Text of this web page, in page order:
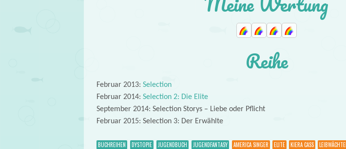
Reihe
Februar 2013: Selection
Februar 2014: Selection 2: Die Elite
September 2014: Selection Storys – Liebe oder Pflicht
Februar 2015: Selection 3: Der Erwählte
BUCHREIHEN DYSTOPIE JUGENDBUCH JUGENDFANTASY AMERICA SINGER ELITE KIERA CASS